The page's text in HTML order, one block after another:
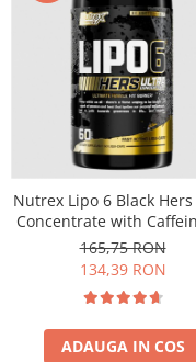
Scivation
Skill Nutrition
Smart Shake
Swanson
Universal
Nutrex Lipo 6 Black
Concentrate with
caps
165,75 RON
134,39 RON
ADAUGA IN COS